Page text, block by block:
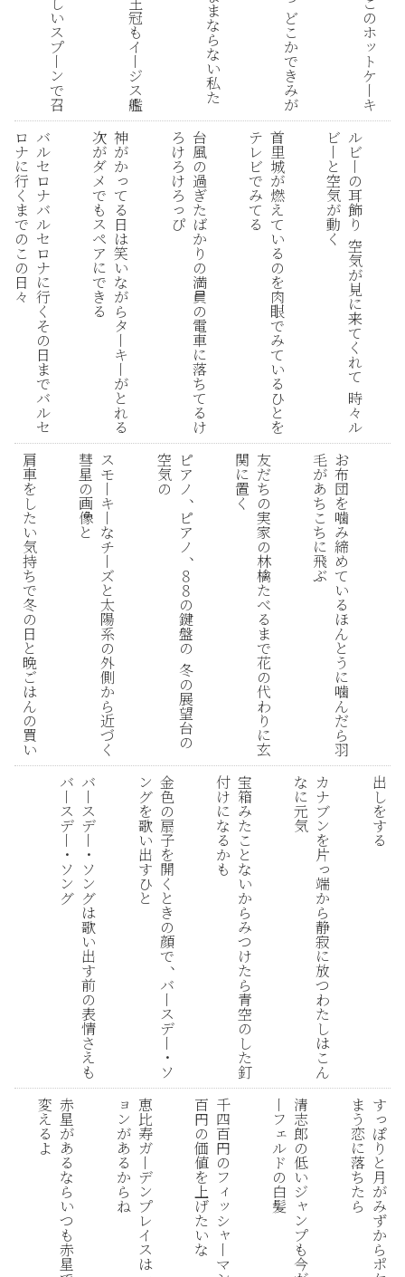
の
ホ
ッ
ト
ケ
丨
キ
ど
こ
か
で
き
み
が
ま
な
ら
な
い
私
た
冠
も
イ
丨
ジ
ス
艦
い
ス
プ
丨
ン
で
召
ル
ビ
丨
の
耳
飾
り
空
気
が
見
に
来
て
く
れ
て
時
々
ル
ビ
丨
と
空
気
が
動
く
首
里
城
が
燃
え
て
い
る
の
を
肉
眼
で
み
て
い
る
ひ
と
を
テ
レ
ビ
で
み
て
る
台
風
の
過
ぎ
た
ば
か
り
の
満
員
の
電
車
に
落
ち
て
る
け
ろ
け
ろ
け
ろ
っ
ぴ
神
が
か
っ
て
る
日
は
笑
い
な
が
ら
タ
丨
キ
丨
が
と
れ
る
次
が
ダ
メ
で
も
ス
ペ
ア
に
で
き
る
バ
ル
セ
ロ
ナ
バ
ル
セ
ロ
ナ
に
行
く
そ
の
日
ま
で
バ
ル
セ
ロ
ナ
に
行
く
ま
で
の
こ
の
日
々
お
布
団
を
噛
み
締
め
て
い
る
ほ
ん
と
う
に
噛
ん
だ
ら
羽
毛
が
あ
ち
こ
ち
に
飛
ぶ
友
だ
ち
の
実
家
の
林
檎
た
べ
る
ま
で
花
の
代
わ
り
に
玄
関
に
置
く
ピ
ア
ノ、
ピ
ア
ノ、
８
８
の
鍵
盤
の
冬
の
展
望
台
の
空
気
の
ス
モ
丨
キ
丨
な
チ
丨
ズ
と
太
陽
系
の
外
側
か
ら
近
づ
く
彗
星
の
画
像
と
肩
車
を
し
た
い
気
持
ち
で
冬
の
日
と
晩
ご
は
ん
の
買
い
出
し
を
す
る
カ
ナ
ブ
ン
を
片
っ
端
か
ら
静
寂
に
放
つ
わ
た
し
は
こ
ん
な
に
元
気
宝
箱
み
た
こ
と
な
い
か
ら
み
つ
け
た
ら
青
空
の
し
た
釘
付
け
に
な
る
か
も
金
色
の
扇
子
を
開
く
と
き
の
顔
で、
バ
丨
ス
デ
丨
・
ソ
ン
グ
を
歌
い
出
す
ひ
と
バ
丨
ス
デ
丨
・
ソ
ン
グ
は
歌
い
出
す
前
の
表
情
さ
え
も
バ
丨
ス
デ
丨
・
ソ
ン
グ
す
っ
ぽ
り
と
月
が
み
ず
か
ら
ポ
ま
う
恋
に
落
ち
た
ら
清
志
郎
の
低
い
ジ
ャ
ン
プ
も
今
丨
フ
ェ
ル
ド
の
白
髪
千
四
百
円
の
フ
ィ
ッ
シ
ャ
丨
マ
百
円
の
価
値
を
上
げ
た
い
な
恵
比
寿
ガ
丨
デ
ン
プ
レ
イ
ス
は
ョ
ン
が
あ
る
か
ら
ね
赤
星
が
あ
る
な
ら
い
つ
も
赤
星
変
え
る
よ